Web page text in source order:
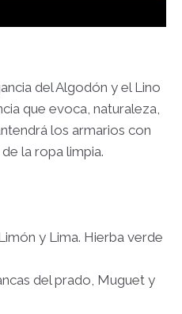
del Algodón y el Lino
que evoca, naturaleza,
los armarios con
la ropa limpia.
y Lima. Hierba verde
del prado, Muguet y